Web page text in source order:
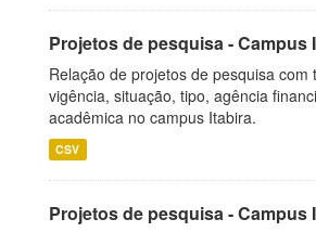
Projetos de pesquisa - Campus
Relação de projetos de pesquisa com
vigência, situação, tipo, agência
acadêmica no campus Itabira.
CSV
Projetos de pesquisa - Campus